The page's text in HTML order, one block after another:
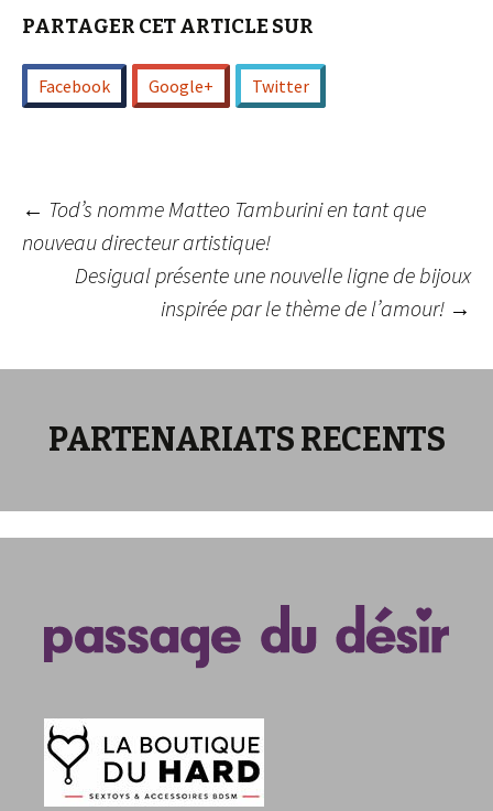
PARTAGER CET ARTICLE SUR
Facebook Google+ Twitter
Navigation
des
articles
← Tod’s nomme Matteo Tamburini en tant que
nouveau directeur artistique!
Desigual présente une nouvelle ligne de bijoux
inspirée par le thème de l’amour! →
PARTENARIATS RECENTS